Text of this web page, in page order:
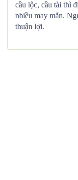
cầu lộc, cầu tài thì
nhiều may mắn.
thuận lợi.